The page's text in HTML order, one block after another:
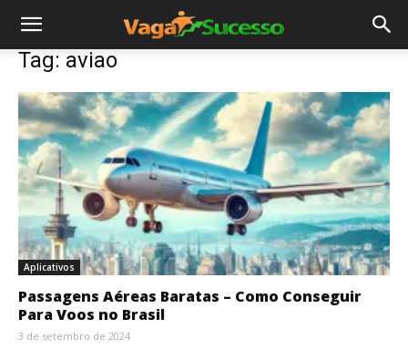
Tag: aviao
Aplicativos
Passagens Aéreas Baratas – Como Conseguir
Para Voos no Brasil
3 de setembro de 2024